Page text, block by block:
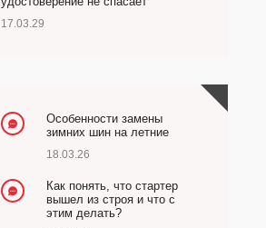
17.03.29
Особенности замены
зимних шин на летние
18.03.26
Как понять, что стартер
вышел из строя и что с
этим делать?